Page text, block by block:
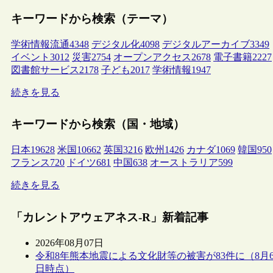
キーワードから検索（テーマ）
学術情報流通4348 デジタル化4098 デジタルアーカイブ3349
イベント 3012 災害2754 オープンアクセス2678 電子書籍2227
図書館サービス2178 子ども2017 学術情報1947
続きを見る
キーワードから検索（国・地域）
日本19628 米国 10662 英国3216 欧州 1426 カナダ1069 韓国950
フランス720 ドイツ681 中国638 オーストラリア599
続きを見る
「カレントアウェアネス-R」新着記事
2026年08月07日
令和8年熊本地震による文化財等の被害が83件に（8月
日時点）